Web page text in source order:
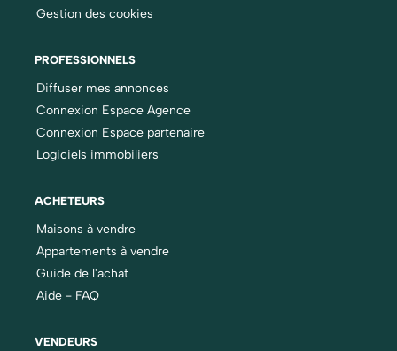
Gestion des cookies
PROFESSIONNELS
Diffuser mes annonces
Connexion Espace Agence
Connexion Espace partenaire
Logiciels immobiliers
ACHETEURS
Maisons à vendre
Appartements à vendre
Guide de l'achat
Aide - FAQ
VENDEURS